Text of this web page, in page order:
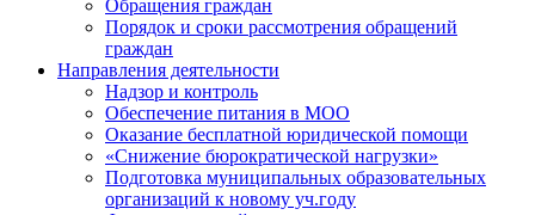
Обращения граждан
Порядок и сроки рассмотрения обращений
граждан
Направления деятельности
Надзор и контроль
Обеспечение питания в МОО
Оказание бесплатной юридической помощи
«Снижение бюрократической нагрузки»
Подготовка муниципальных образовательных
организаций к новому уч.году